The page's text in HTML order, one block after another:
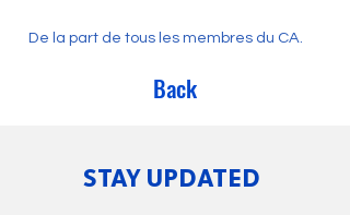
De la part de tous les membres du CA.
Back
STAY UPDATED